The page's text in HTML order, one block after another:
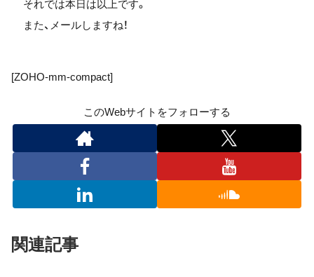
それでは本日は以上です。
また、メールしますね！
[ZOHO-mm-compact]
このWebサイトをフォローする
関連記事